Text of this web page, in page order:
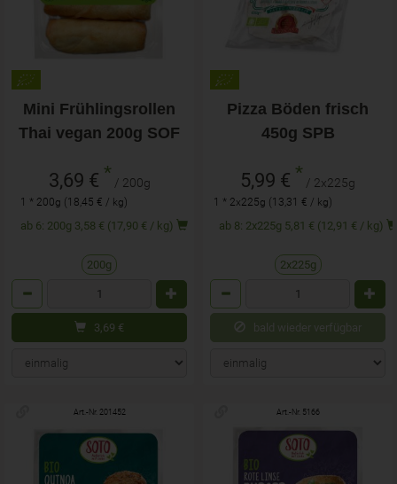
Mini Frühlingsrollen
Thai vegan 200g SOF
3,69 € * / 200g
1 * 200g (18,45 € / kg)
ab 6: 200g 3,58 € (17,90 € / kg)
200g
3,69 €
Pizza Böden frisch
450g SPB
5,99 € * / 2x225g
1 * 2x225g (13,31 € / kg)
ab 8: 2x225g 5,81 € (12,91 € / kg)
2x225g
bald wieder verfügbar
Art.-Nr. 201452 Art.-Nr. 5166